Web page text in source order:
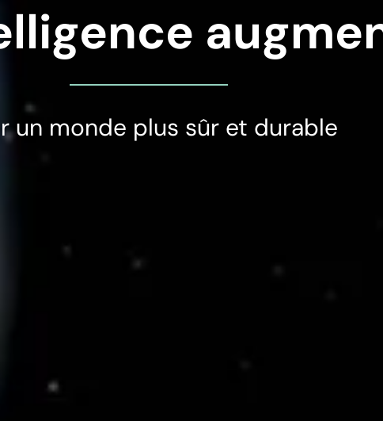
un monde plus sûr et durable